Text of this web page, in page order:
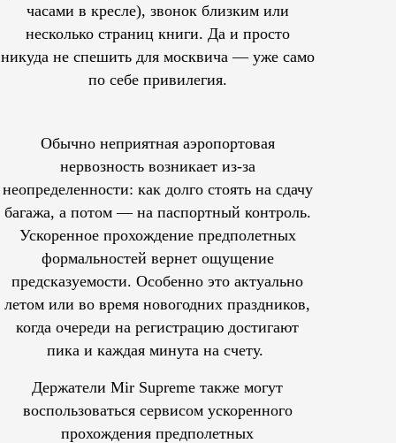
часами в кресле), звонок близким или
несколько страниц книги. Да и просто
никуда не спешить для москвича — уже само
по себе привилегия.
Обычно неприятная аэропортовая
нервозность возникает из-за
неопределенности: как долго стоять на сдачу
багажа, а потом — на паспортный контроль.
Ускоренное прохождение предполетных
формальностей вернет ощущение
предсказуемости. Особенно это актуально
летом или во время новогодних праздников,
когда очереди на регистрацию достигают
пика и каждая минута на счету.
Держатели Mir Supreme также могут
воспользоваться сервисом ускоренного
прохождения предполетных